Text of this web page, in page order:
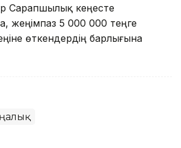
Сарапшылық кеңесте
жеңімпаз 5 000 000 теңге
өткендердің барлығына